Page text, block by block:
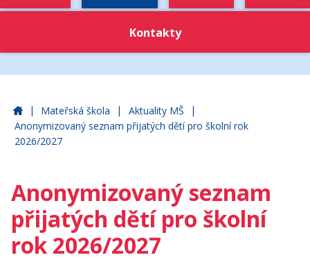
Kontakty
Základní škola a mateřská škola Tasov
| Mateřská škola | Aktuality MŠ
|
Anonymizovaný seznam přijatých dětí pro školní rok
2026/2027
Anonymizovaný seznam
přijatých dětí pro školní
rok 2026/2027